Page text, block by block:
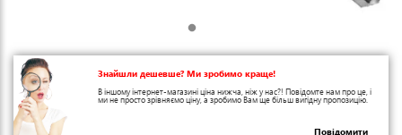
Знайшли дешевше? Ми зробимо краще!
В іншому інтернет-магазині ціна нижча, ніж у нас?! Повідомте нам про це, і
ми не просто зрівняємо ціну, а зробимо Вам ще більш вигідну пропозицію.
Повідомити